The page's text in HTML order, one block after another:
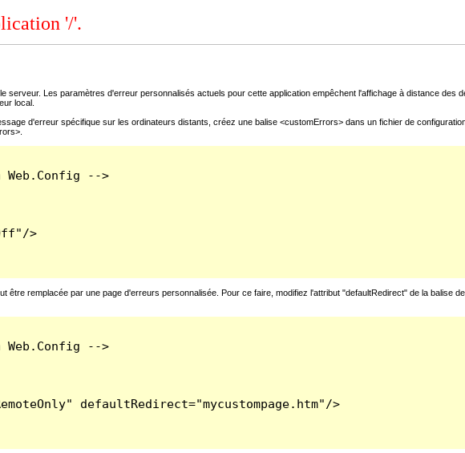
'/'.
serveur. Les paramètres d'erreur personnalisés actuels pour cette application empêchent l'affichage à distance
local.
d'erreur spécifique sur les ordinateurs distants, créez une balise <customErrors> dans un fichier de
-->
>
être remplacée par une page d'erreurs personnalisée. Pour ce faire, modifiez l'attribut "defaultRedirect" de la balise
-->
defaultRedirect="mycustompage.htm"/>